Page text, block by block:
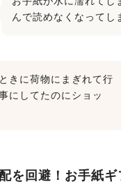
んで読めなくなってし
きに荷物にまぎれて行
にしてたのにショッ
を回避！お手紙ギ